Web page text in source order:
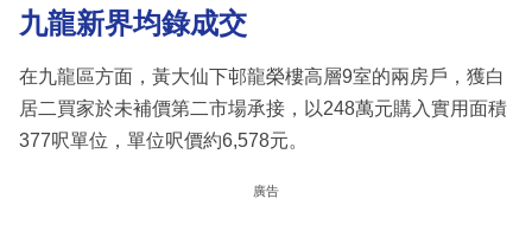
九龍新界均錄成交
在九龍區方面，黃大仙下邨龍榮樓高層9室的兩房戶，獲白
居二買家於未補價第二市場承接，以248萬元購入實用面積
377呎單位，單位呎價約6,578元。
廣告